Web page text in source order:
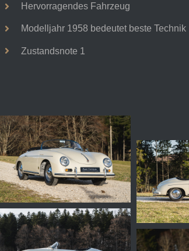
Hervorragendes Fahrzeug
Modelljahr 1958 bedeutet beste Technik
Zustandsnote 1